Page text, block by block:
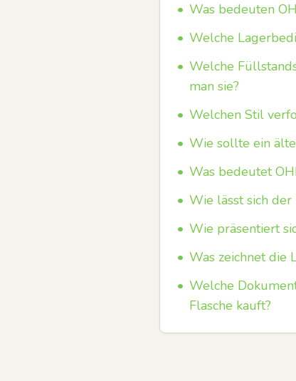
• Was bedeuten
• Welche
• Welche
man sie?
• Welchen Stil
• Wie sollte ein
• Was bedeutet
• Wie lässt sich
• Wie präsentiert
• Was zeichnet die
• Welche
Flasche kauft?